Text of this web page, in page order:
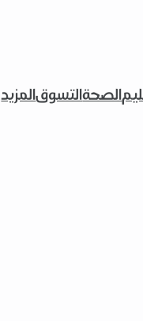
الصحةالتسوقالمزيد